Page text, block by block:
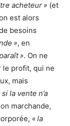
acheteur » (et
est alors
besoins
», en
». On ne
le profit, qui ne
mais
si la vente n’a
marchande,
« la